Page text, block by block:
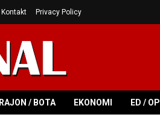
Kontakt Privacy Policy
RAJON / BOTA EKONOMI ED / OP